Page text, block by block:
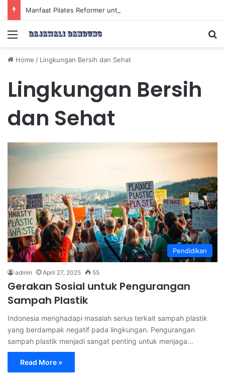
Menu
Home / Lingkungan Bersih dan Sehat
Lingkungan Bersih
dan Sehat
Pendidikan
admin April 27, 2025 55
Gerakan Sosial untuk Pengurangan
Sampah Plastik
Indonesia menghadapi masalah serius terkait sampah plastik
yang berdampak negatif pada lingkungan. Pengurangan
sampah plastik menjadi sangat penting untuk menjaga…
Read More »